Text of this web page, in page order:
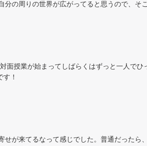
の周りの世界が広がってると思うので、そ
面授業が始まってしばらくはずっと一人で
！
が来てるなって感じでした。普通だったら